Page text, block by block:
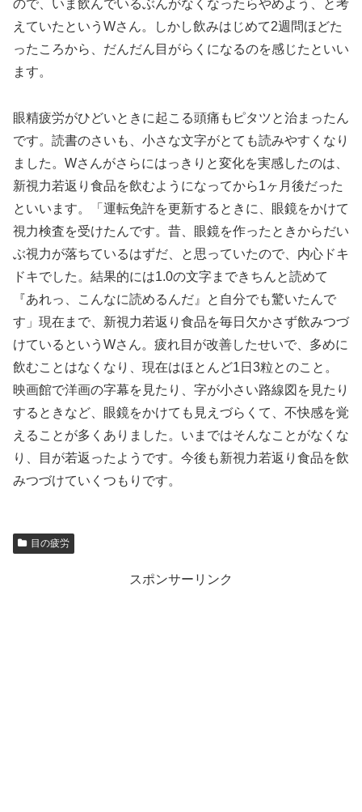
ので、いま飲んでいるぶんがなくなったらやめよう、と考
えていたというWさん。しかし飲みはじめて2週問ほどた
ったころから、だんだん目がらくになるのを感じたといい
ます。
眼精疲労がひどいときに起こる頭痛もピタツと治まったん
です。読書のさいも、小さな文字がとても読みやすくなり
ました。Wさんがさらにはっきりと変化を実感したのは、
新視力若返り食品を飲むようになってから1ヶ月後だった
といいます。「運転免許を更新するときに、眼鏡をかけて
視力検査を受けたんです。昔、眼鏡を作ったときからだい
ぶ視力が落ちているはずだ、と思っていたので、内心ドキ
ドキでした。結果的には1.0の文字まできちんと読めて
『あれっ、こんなに読めるんだ』と自分でも驚いたんで
す」現在まで、新視力若返り食品を毎日欠かさず飲みつづ
けているというWさん。疲れ目が改善したせいで、多めに
飲むことはなくなり、現在はほとんど1日3粒とのこと。
映画館で洋画の字幕を見たり、字が小さい路線図を見たり
するときなど、眼鏡をかけても見えづらくて、不快感を覚
えることが多くありました。いまではそんなことがなくな
り、目が若返ったようです。今後も新視力若返り食品を飲
みつづけていくつもりです。
目の疲労
スポンサーリンク